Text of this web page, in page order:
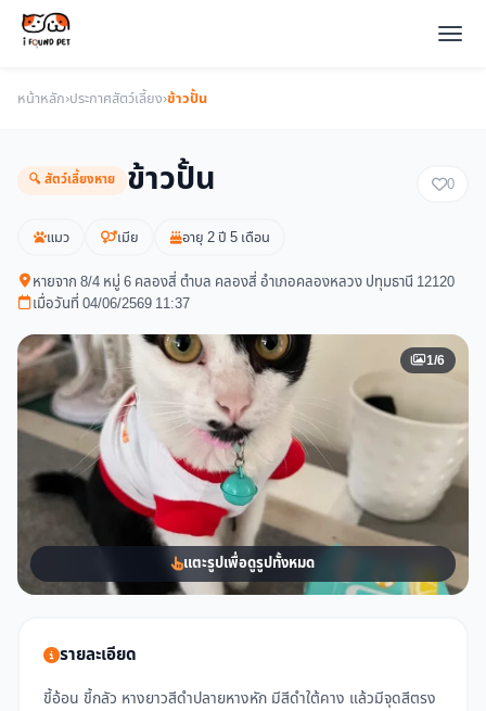
หน้าหลัก›ประกาศสัตว์เลี้ยง›ข้าวปั้น
🔍 สัตว์เลี้ยงหาย ข้าวปั้น 0
แมว เมีย อายุ 2 ปี 5 เดือน
หายจาก 8/4 หมู่ 6 คลองสี่ ตำบล คลองสี่ อำเภอคลองหลวง ปทุมธานี 12120
เมื่อวันที่ 04/06/2569 11:37
1/6
แตะรูปเพื่อดูรูปทั้งหมด
รายละเอียด
ขี้อ้อน ขี้กลัว หางยาวสีดำปลายหางหัก มีสีดำใต้คาง แล้วมีจุดสีตรง